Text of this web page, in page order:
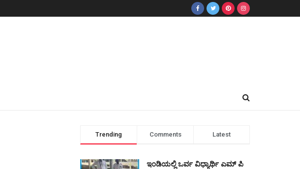
Trending Comments Latest
ಇಂಡಿಯಲ್ಲಿ ಒರ್ವ ವಿಧ್ಯಾರ್ಥಿ ಎಮ್ ಪಿ